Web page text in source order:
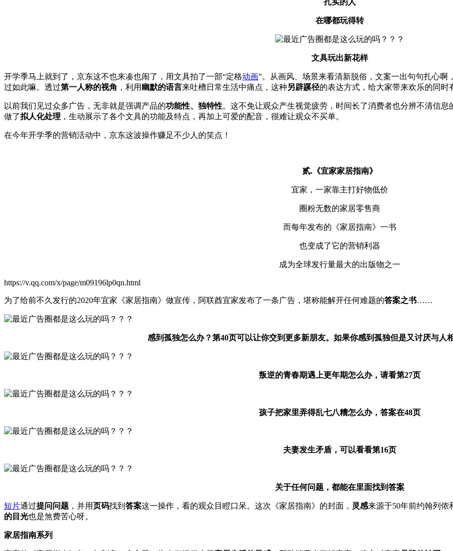
在哪都玩得转
文具玩出新花样
开学季马上就到了，京东这不也来凑也闹了，用文具拍了一部“定格动画”。从画风、场景来看清新脱俗，文案一出句句扎心
过如此嘛。透过第一人称的视角 ，利用 幽默的语言来吐槽日常生活中痛点，这种另辟蹊径的表达方式，给大家带来欢乐的同时
以前我们见过众多广告，无非就是强调产品的功能性、独特性。这不免让观众产生视觉疲劳，时间长了消费者也分辨不清信
做了拟人化处理 ，生动展示了各个文具的功能及特点，再加上可爱的配音，很难让观众不买单。
在今年开学季的营销活动中，京东这波操作赚足不少人的笑点！
贰.《宜家家居指南》
宜家，一家靠主打好物低价
圈粉无数的家居零售商
而每年发布的《家居指南》一书
也变成了它的营销利器
成为全球发行量最大的出版物之一
https://v.qq.com/x/page/m09196lp0qn.html
为了给前不久发行的2020年宜家《家居指南》做宣传，阿联酋宜家发布了一条广告，堪称能解开任何难题的答案之书……
感到孤独怎么办？第40页可以让你交到更多新朋友。如果你感到孤独但是又讨厌与
叛逆的青春期遇上更年期怎么办，请看第27页
孩子把家里弄得乱七八糟怎么办，答案在48页
夫妻发生矛盾，可以看看第16页
关于任何问题，都能在里面找到答案
短片通过提问问题 ，并用页码找到 答案这一操作，看的观众目瞪口呆。这次《家居指南》的封面， 灵感来源于50年前约翰列侬
的目光也是煞费苦心呀。
家居指南系列